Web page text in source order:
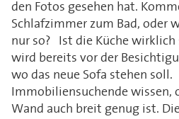
den Fotos gesehen hat.
Schlafzimmer zum Bad, oder
nur so? Ist die Küche wirklich
wird bereits vor der
wo das neue Sofa stehen
Immobiliensuchende wissen,
Wand auch breit genug ist.